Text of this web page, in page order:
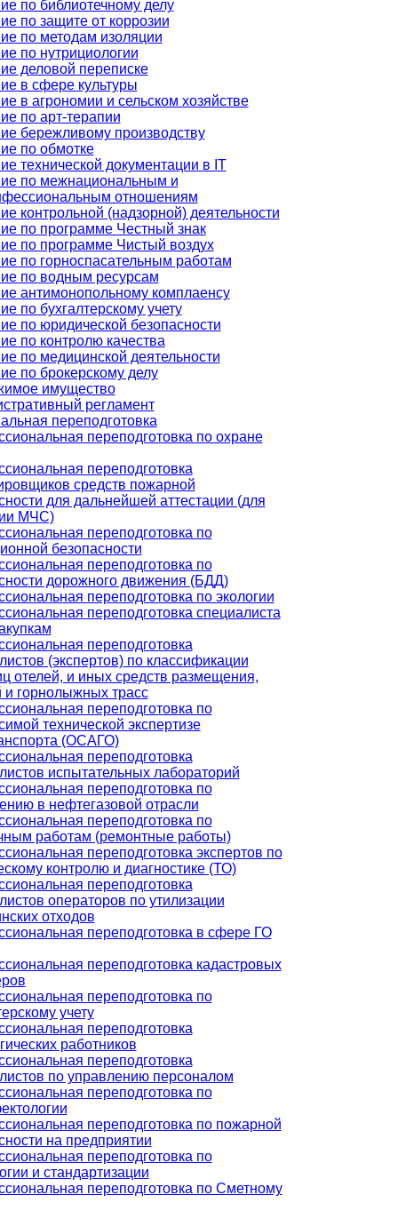
по библиотечному делу
по защите от коррозии
по методам изоляции
по нутрициологии
деловой переписке
в сфере культуры
в агрономии и сельском хозяйстве
по арт-терапии
бережливому производству
по обмотке
технической документации в IT
по межнациональным и
отношениям
контрольной (надзорной) деятельности
по программе Честный знак
по программе Чистый воздух
по горноспасательным работам
по водным ресурсам
антимонопольному комплаенсу
по бухгалтерскому учету
по юридической безопасности
по контролю качества
по медицинской деятельности
по брокерскому делу
имущество
регламент
переподготовка
переподготовка по охране
переподготовка
средств пожарной
для дальнейшей аттестации (для
МЧС)
переподготовка по
безопасности
переподготовка по
дорожного движения (БДД)
переподготовка по экологии
переподготовка специалиста
переподготовка
(экспертов) по классификации
отелей, и иных средств размещения,
и горнолыжных трасс
переподготовка по
технической экспертизе
(ОСАГО)
переподготовка
испытательных лабораторий
переподготовка по
в нефтегазовой отрасли
переподготовка по
работам (ремонтные работы)
переподготовка экспертов по
контролю и диагностике (ТО)
переподготовка
операторов по утилизации
отходов
переподготовка в сфере ГО
переподготовка кадастровых
переподготовка по
учету
переподготовка
работников
переподготовка
по управлению персоналом
переподготовка по
переподготовка по пожарной
на предприятии
переподготовка по
и стандартизации
переподготовка по Сметному